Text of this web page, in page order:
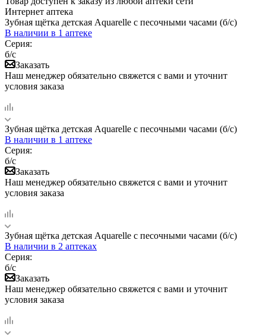
Интернет аптека
Зубная щётка детская Aquarelle c песочными часами (б/с)
В наличии в 1 аптеке
Серия:
б/с
Заказать
Наш менеджер обязательно свяжется с вами и уточнит
условия заказа
Зубная щётка детская Aquarelle c песочными часами (б/с)
В наличии в 1 аптеке
Серия:
б/с
Заказать
Наш менеджер обязательно свяжется с вами и уточнит
условия заказа
Зубная щётка детская Aquarelle c песочными часами (б/с)
В наличии в 2 аптеках
Серия:
б/с
Заказать
Наш менеджер обязательно свяжется с вами и уточнит
условия заказа